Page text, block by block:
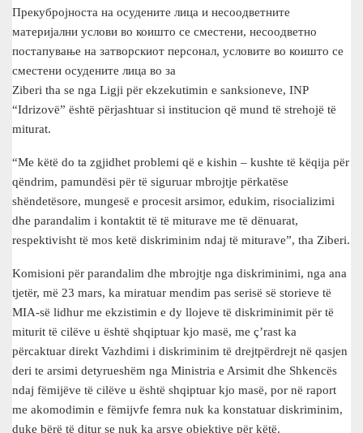
Прекубројноста на осудените лица и несоодветните
материјални услови во коишто се сместени, несоодветно
постапување на затворскиот персонал, условите во коишто се
сместени осудените лица во за
Ziberi tha se nga Ligji për ekzekutimin e sanksioneve, INP
“Idrizovë” është përjashtuar si institucion që mund të strehojë të
miturat.
“Me këtë do ta zgjidhet problemi që e kishin – kushte të këqija për
qëndrim, pamundësi për të siguruar mbrojtje përkatëse
shëndetësore, mungesë e procesit arsimor, edukim, risocializimi
dhe parandalim i kontaktit të të miturave me të dënuarat,
respektivisht të mos ketë diskriminim ndaj të miturave”, tha Ziberi.
Komisioni për parandalim dhe mbrojtje nga diskriminimi, nga ana
tjetër, më 23 mars, ka miratuar mendim pas serisë së storieve të
MIA-së lidhur me ekzistimin e dy llojeve të diskriminimit për të
miturit të cilëve u është shqiptuar kjo masë, me ç’rast ka
përcaktuar direkt Vazhdimi i diskriminim të drejtpërdrejt në qasjen
deri te arsimi detyrueshëm nga Ministria e Arsimit dhe Shkencës
ndaj fëmijëve të cilëve u është shqiptuar kjo masë, por në raport
me akomodimin e fëmijvfe femra nuk ka konstatuar diskriminim,
duke bërë të ditur se nuk ka arsye objektive për këtë.